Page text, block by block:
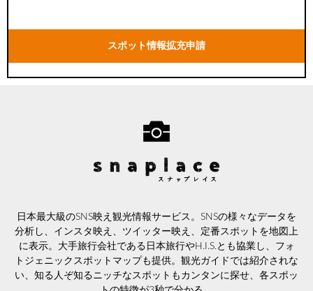
スポット情報拡充申請
日本最大級のSNS映え観光情報サービス。SNSの様々なデータを
分析し、インスタ映え、ツイッター映え、定番スポットを地図上
に表示。大手旅行会社である日本旅行やH.I.S.とも協業し、フォ
トジェニックスポットマップも提供。観光ガイドでは紹介されな
い、知る人ぞ知るニッチなスポットもカンタンに探せ、各スポッ